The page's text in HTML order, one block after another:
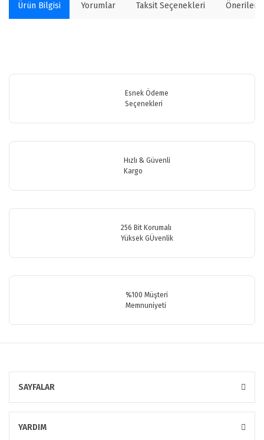
Ürün Bilgisi Yorumlar Taksit Seçenekleri
Bu ürüne ilk yorumu siz yapın!
Görüş ve önerileriniz için teşekkür ederiz.
Ürün resmi kalitesiz, bozuk veya görüntülenemiyor.
Ürün fiyatı diğer sitelerden daha pahalı.
Esnek Ödeme
Seçenekleri
Hızlı & Güvenli
Kargo
256 Bit Korumalı
Yüksek GÜvenlik
%100 Müşteri
Memnuniyeti
SAYFALAR
YARDIM